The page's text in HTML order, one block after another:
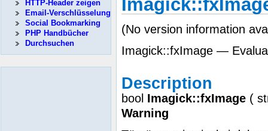
(No version information
Imagick::fxImage —
Description
bool Imagick::fxImage (
Warning
HTTP-Header zeigen
Email-Verschlüsselung
Social Bookmarking
PHP Handbücher
Durchsuchen